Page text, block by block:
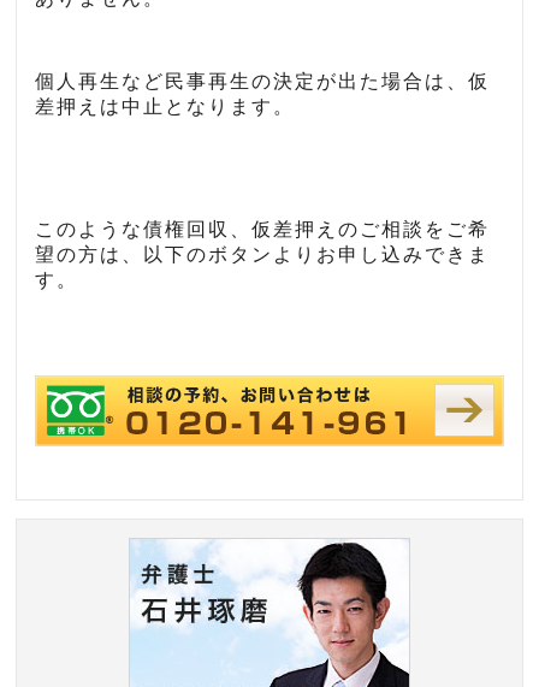
個人再生など民事再生の決定が出た場合は、仮
差押えは中止となります。
このような債権回収、仮差押えのご相談をご希
望の方は、以下のボタンよりお申し込みできま
す。